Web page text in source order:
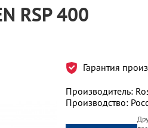
RSP 400
Гарантия
Производитель:
Производство: